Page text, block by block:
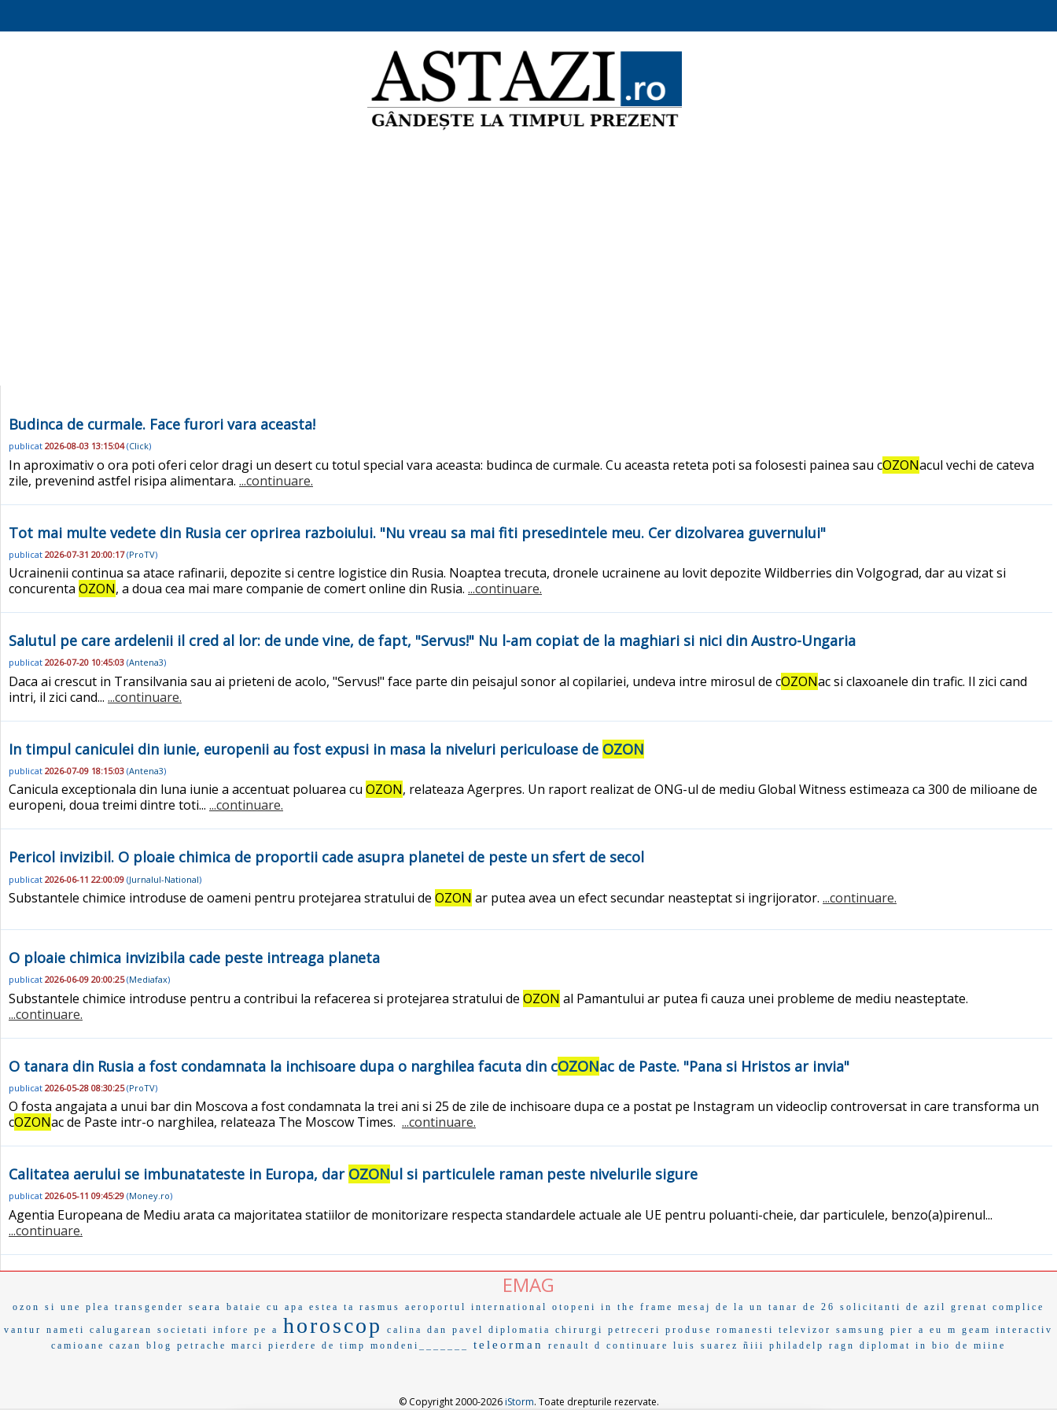
Budinca de curmale. Face furori vara aceasta!
publicat 2026-08-03 13:15:04(Click)
In aproximativ o ora poti oferi celor dragi un desert cu totul special vara aceasta: budinca de curmale. Cu aceasta reteta poti sa folosesti painea sau cOZONacul vechi de cateva
zile, prevenind astfel risipa alimentara. ...continuare.
Tot mai multe vedete din Rusia cer oprirea razboiului. "Nu vreau sa mai fiti presedintele meu. Cer dizolvarea guvernului"
publicat 2026-07-31 20:00:17(ProTV)
Ucrainenii continua sa atace rafinarii, depozite si centre logistice din Rusia. Noaptea trecuta, dronele ucrainene au lovit depozite Wildberries din Volgograd, dar au vizat si
concurenta OZON, a doua cea mai mare companie de comert online din Rusia. ...continuare.
Salutul pe care ardelenii il cred al lor: de unde vine, de fapt, "Servus!" Nu l-am copiat de la maghiari si nici din Austro-Ungaria
publicat 2026-07-20 10:45:03 (Antena3)
Daca ai crescut in Transilvania sau ai prieteni de acolo, "Servus!" face parte din peisajul sonor al copilariei, undeva intre mirosul de cOZONac si claxoanele din trafic. Il zici cand
intri, il zici cand... ...continuare.
In timpul caniculei din iunie, europenii au fost expusi in masa la niveluri periculoase de OZON
publicat 2026-07-09 18:15:03 (Antena3)
Canicula exceptionala din luna iunie a accentuat poluarea cu OZON, relateaza Agerpres. Un raport realizat de ONG-ul de mediu Global Witness estimeaza ca 300 de milioane de
europeni, doua treimi dintre toti... ...continuare.
Pericol invizibil. O ploaie chimica de proportii cade asupra planetei de peste un sfert de secol
publicat 2026-06-11 22:00:09 (Jurnalul-National)
Substantele chimice introduse de oameni pentru protejarea stratului de OZON ar putea avea un efect secundar neasteptat si ingrijorator. ...continuare.
O ploaie chimica invizibila cade peste intreaga planeta
publicat 2026-06-09 20:00:25(Mediafax)
Substantele chimice introduse pentru a contribui la refacerea si protejarea stratului de OZON al Pamantului ar putea fi cauza unei probleme de mediu neasteptate.
...continuare.
O tanara din Rusia a fost condamnata la inchisoare dupa o narghilea facuta din cOZONac de Paste. "Pana si Hristos ar invia"
publicat 2026-05-28 08:30:25(ProTV)
O fosta angajata a unui bar din Moscova a fost condamnata la trei ani si 25 de zile de inchisoare dupa ce a postat pe Instagram un videoclip controversat in care transforma un
cOZONac de Paste intr-o narghilea, relateaza The Moscow Times. ...continuare.
Calitatea aerului se imbunatateste in Europa, dar OZONul si particulele raman peste nivelurile sigure
publicat 2026-05-11 09:45:29 (Money.ro)
Agentia Europeana de Mediu arata ca majoritatea statiilor de monitorizare respecta standardele actuale ale UE pentru poluanti-cheie, dar particulele, benzo(a)pirenul...
...continuare.
EMAG
ozon si une plea transgender seara bataie cu apa estea ta rasmus aeroportul international otopeni in the frame mesaj de la un tanar de 26 solicitanti de azil grenat complice
vantur nameti calugarean societati infore pe a horoscop calina dan pavel diplomatia chirurgi petreceri produse romanesti televizor samsung pier a eu m geam
interactiv
camioane
cazan blog petrache marci pierdere de timp mondeni_______ teleorman renault d continuare luis suarez ñiii philadelp ragn diplomat in bio de miine
© Copyright 2000-2026iStorm. Toate drepturile rezervate.